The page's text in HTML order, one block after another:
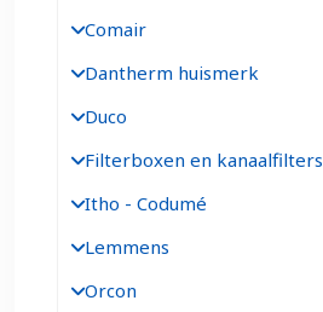
Comair
Dantherm huismerk
Duco
Filterboxen en kanaalfilters
Itho - Codumé
Lemmens
Orcon